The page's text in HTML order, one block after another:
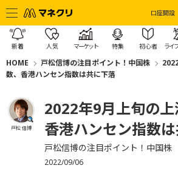
口座開設
新着 人気 マーケット 特集 初心者 ライ
HOME 戸松信博の注目ポイント！中国株
数、香港ハンセン指数は共に下落
戸松 信博
2022年9月上旬の上
香港ハンセン指数
戸松信博の注目ポイント！中国株
2022/09/06